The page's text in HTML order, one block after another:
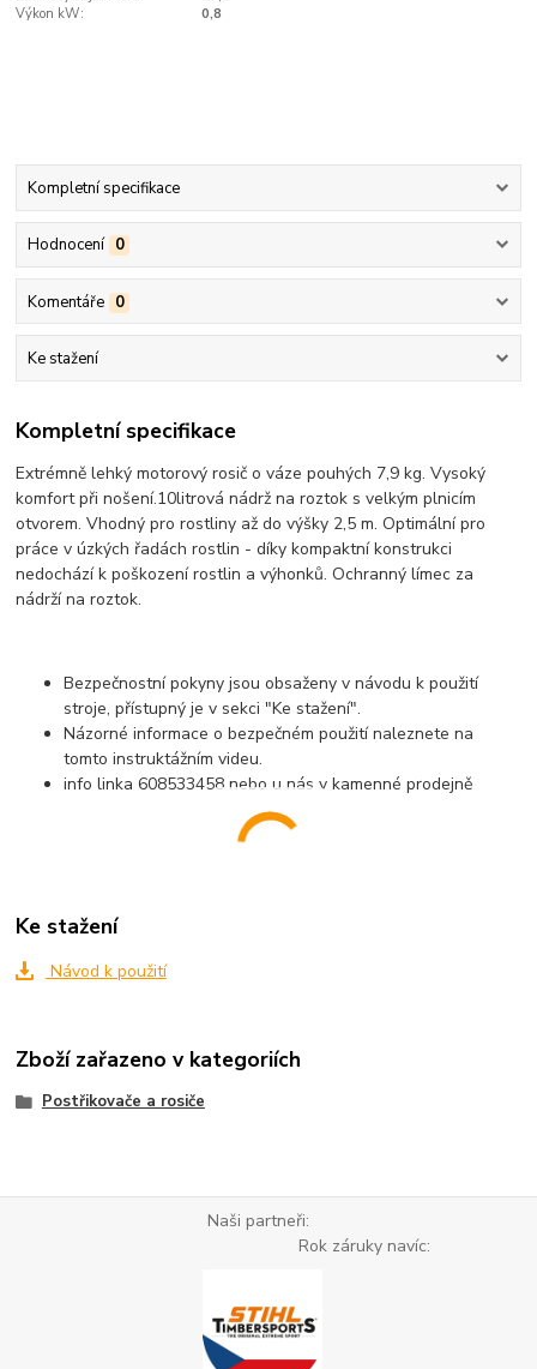
Výkon kW:
0,8
Kompletní specifikace
Hodnocení 0
Komentáře 0
Ke stažení
Kompletní specifikace
Extrémně lehký motorový rosič o váze pouhých 7,9 kg. Vysoký
komfort při nošení.10litrová nádrž na roztok s velkým plnicím
otvorem. Vhodný pro rostliny až do výšky 2,5 m. Optimální pro
práce v úzkých řadách rostlin - díky kompaktní konstrukci
nedochází k poškození rostlin a výhonků. Ochranný límec za
nádrží na roztok.
Bezpečnostní pokyny jsou obsaženy v návodu k použití
stroje, přístupný je v sekci "Ke stažení".
Názorné informace o bezpečném použití naleznete na
tomto instruktážním videu.
info linka 608533458 nebo u nás v kamenné prodejně
Ke stažení
Návod k použití
Zboží zařazeno v kategoriích
Postřikovače a rosiče
Naši partneři:
Rok záruky navíc: